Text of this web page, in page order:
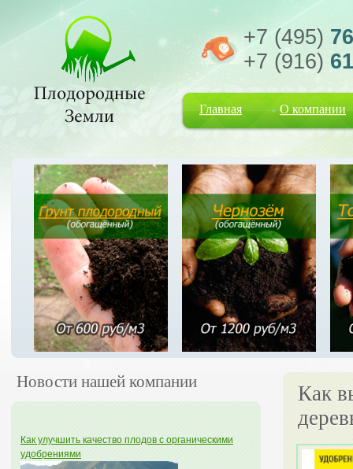
+7 (495)
+7 (916)
Главная О компании
Новости нашей компании
Как улучшить качество плодов с органическими
удобрениями
Как